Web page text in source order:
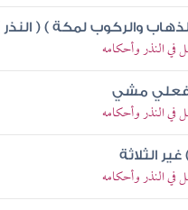
والركوب لمكة ) ( النذر
في النذر وأحكامه
فعلي مشي
في النذر وأحكامه
الثلاثة
في النذر وأحكامه